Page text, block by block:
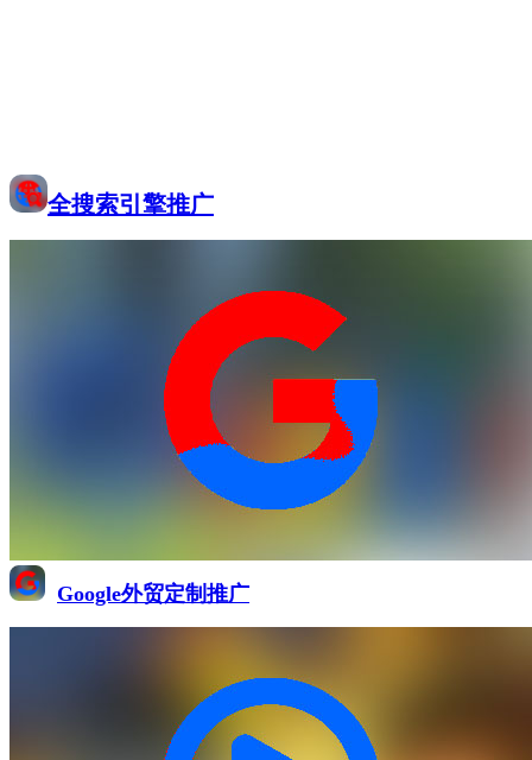
全搜索引擎推广
Google外贸定制推广